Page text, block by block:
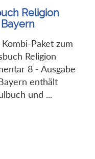
Religion
Kombi-Paket zum
Religion
8 - Ausgabe
enthält
und ...